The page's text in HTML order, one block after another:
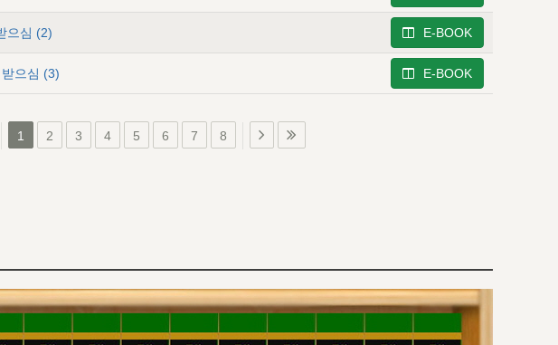
으심 (2) E-BOOK
으심 (3) E-BOOK
1 2 3 4 5 6 7 8